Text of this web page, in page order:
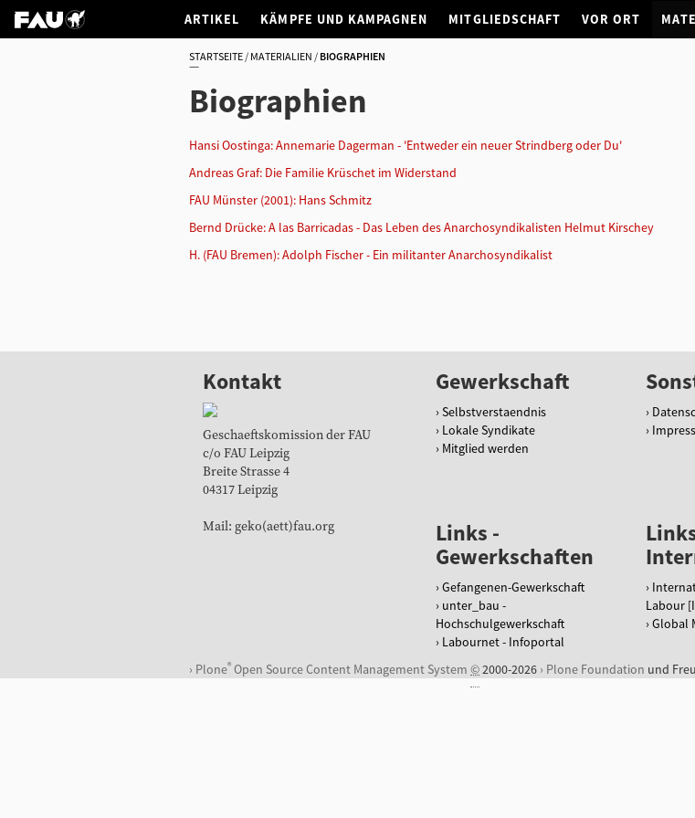
ARTIKEL KÄMPFE UND KAMPAGNEN MITGLIEDSCHAFT VOR ORT
STARTSEITE MATERIALIEN BIOGRAPHIEN
Biographien
Hansi Oostinga: Annemarie Dagerman - 'Entweder ein neuer Strindberg oder Du'
Andreas Graf: Die Familie Krüschet im Widerstand
FAU Münster (2001): Hans Schmitz
Bernd Drücke: A las Barricadas - Das Leben des Anarchosyndikalisten Helmut Kirschey
H. (FAU Bremen): Adolph Fischer - Ein militanter Anarchosyndikalist
Kontakt
Geschaeftskomission der FAU
c/o FAU Leipzig
Breite Strasse 4
04317 Leipzig
Mail: geko(aett)fau.org
Gewerkschaft
Selbstverstaendnis
Lokale Syndikate
Mitglied werden
Links -
Gewerkschaften
Gefangenen-Gewerkschaft
unter_bau -
Hochschulgewerkschaft
Labournet - Infoportal
Labour
Global
Plone® Open Source Content Management System ©2000-2026 Plone Foundation und